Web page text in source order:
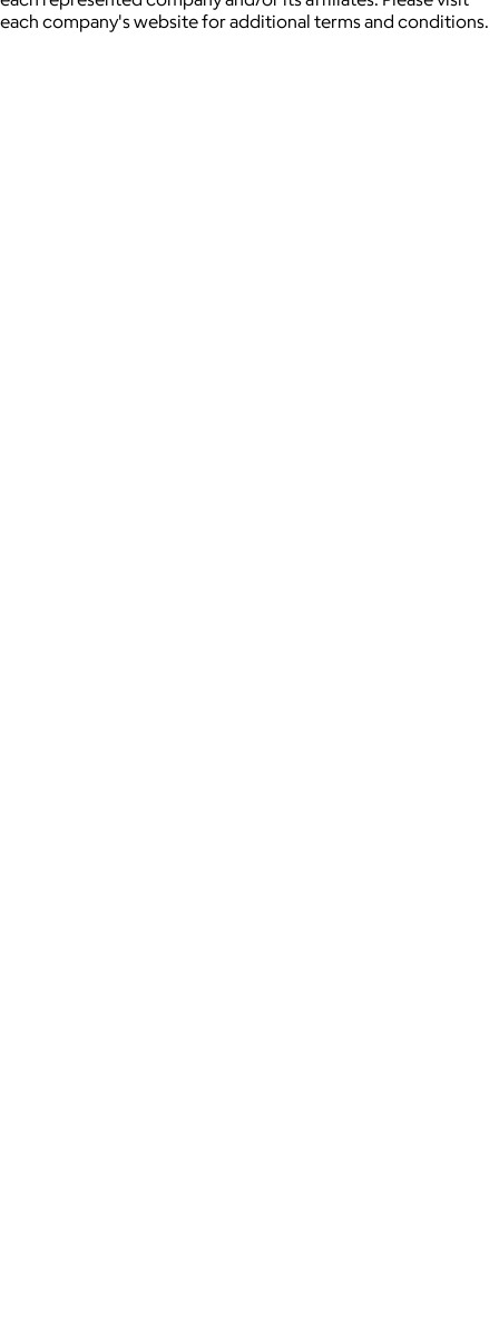
each company's website for additional terms and conditions.